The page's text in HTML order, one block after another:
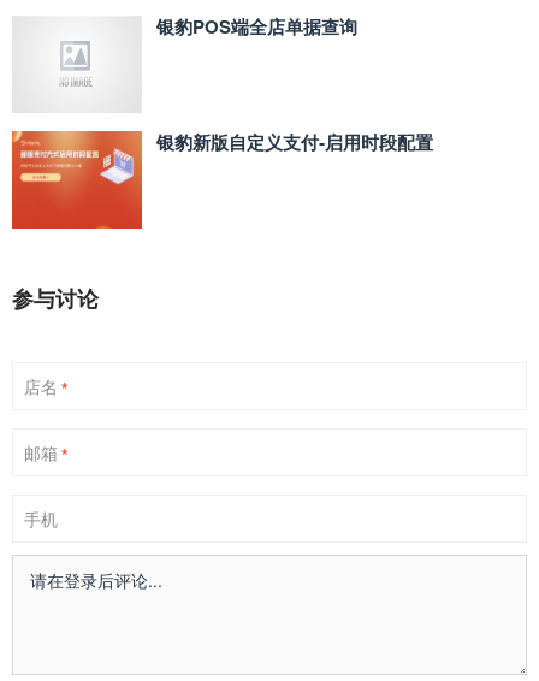
银豹POS端全店单据查询
银豹新版自定义支付‑启用时段配置
参与讨论
店名 *
邮箱 *
手机